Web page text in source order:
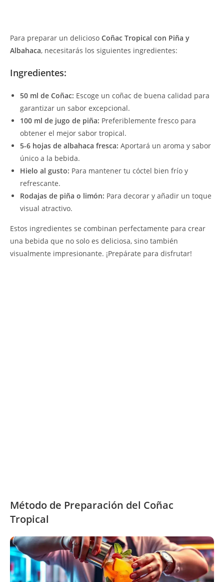
Para preparar un delicioso Coñac Tropical con Piña y
Albahaca, necesitarás los siguientes ingredientes:
Ingredientes:
50 ml de Coñac: Escoge un coñac de buena calidad para
garantizar un sabor excepcional.
100 ml de jugo de piña: Preferiblemente fresco para
obtener el mejor sabor tropical.
5-6 hojas de albahaca fresca: Aportará un aroma y sabor
único a la bebida.
Hielo al gusto: Para mantener tu cóctel bien frío y
refrescante.
Rodajas de piña o limón: Para decorar y añadir un toque
visual atractivo.
Estos ingredientes se combinan perfectamente para crear
una bebida que no solo es deliciosa, sino también
visualmente impresionante. ¡Prepárate para disfrutar!
Método de Preparación del Coñac
Tropical